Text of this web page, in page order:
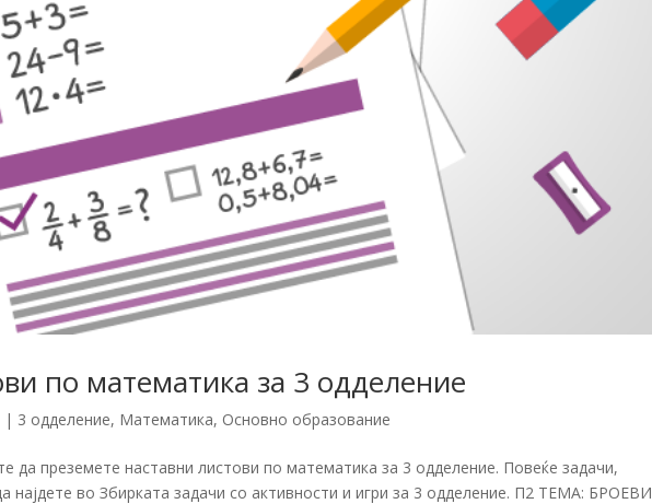
по математика за 3 одделение
| 3 одделение, Математика, Основно образование
да преземете наставни листови по математика за 3 одделение. Повеќе задачи,
најдете во Збирката задачи со активности и игри за 3 одделение. П2 ТЕМА: БРОЕВИ